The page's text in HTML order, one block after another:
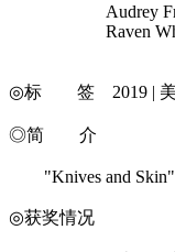
Audrey
Raven
◎标 签 2019 | 美国 |
◎简 介
"Knives and Skin" is
◎获奖情况